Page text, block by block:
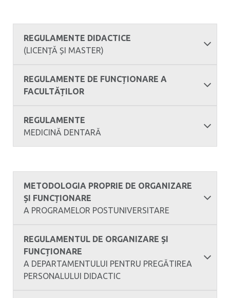
REGULAMENTE DIDACTICE
(LICENȚĂ ȘI MASTER)
REGULAMENTE DE FUNCȚIONARE A
FACULTĂȚILOR
REGULAMENTE
MEDICINĂ DENTARĂ
METODOLOGIA PROPRIE DE ORGANIZARE
ȘI FUNCȚIONARE
A PROGRAMELOR POSTUNIVERSITARE
REGULAMENTUL DE ORGANIZARE ȘI
FUNCȚIONARE
A DEPARTAMENTULUI PENTRU PREGĂTIREA
PERSONALULUI DIDACTIC